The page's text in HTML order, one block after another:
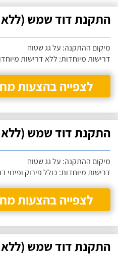
התקנת דוד שמש (ללא
מיקום ההתקנה: על גג שטוח
דרישות מיוחדות: ללא דרישות
לצפייה בהצעות
התקנת דוד שמש (ללא
מיקום ההתקנה: על גג שטוח
דרישות מיוחדות: כולל פירוק ופינוי
לצפייה בהצעות
התקנת דוד שמש (ללא